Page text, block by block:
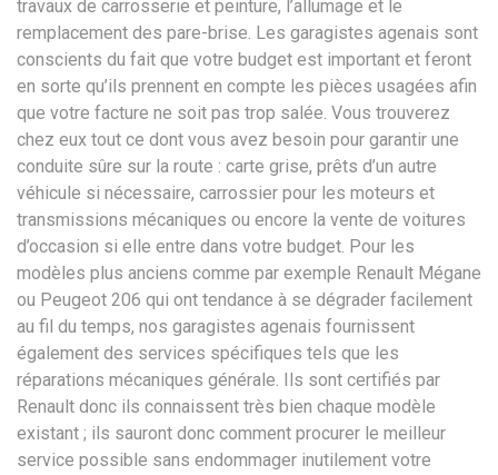
travaux de carrosserie et peinture, l’allumage et le
remplacement des pare-brise. Les garagistes agenais sont
conscients du fait que votre budget est important et feront
en sorte qu’ils prennent en compte les pièces usagées afin
que votre facture ne soit pas trop salée. Vous trouverez
chez eux tout ce dont vous avez besoin pour garantir une
conduite sûre sur la route : carte grise, prêts d’un autre
véhicule si nécessaire, carrossier pour les moteurs et
transmissions mécaniques ou encore la vente de voitures
d’occasion si elle entre dans votre budget. Pour les
modèles plus anciens comme par exemple Renault Mégane
ou Peugeot 206 qui ont tendance à se dégrader facilement
au fil du temps, nos garagistes agenais fournissent
également des services spécifiques tels que les
réparations mécaniques générale. Ils sont certifiés par
Renault donc ils connaissent très bien chaque modèle
existant ; ils sauront donc comment procurer le meilleur
service possible sans endommager inutilement votre